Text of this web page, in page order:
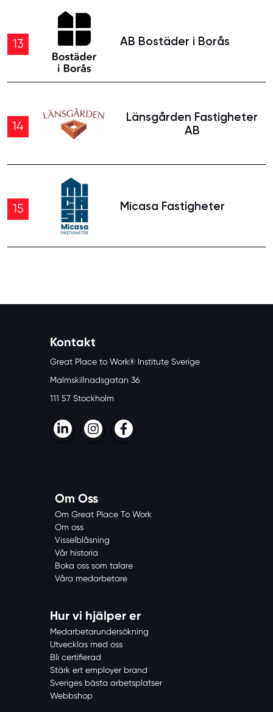
13 AB Bostäder i Borås
14
Länsgården Fastigheter
AB
15 Micasa Fastigheter
Kontakt
Great Place to Work® Institute Sverige
Malmskillnadsgatan 36
111 57 Stockholm
Om Oss
Om Great Place To Work
Om oss
Visselblåsning
Vår historia
Boka oss som talare
Våra medarbetare
Hur vi hjälper er
Medarbetarundersökning
Utvecklas med oss
Bli certifierad
Stärk ert employer brand
Sveriges bästa arbetsplatser
Webbshop